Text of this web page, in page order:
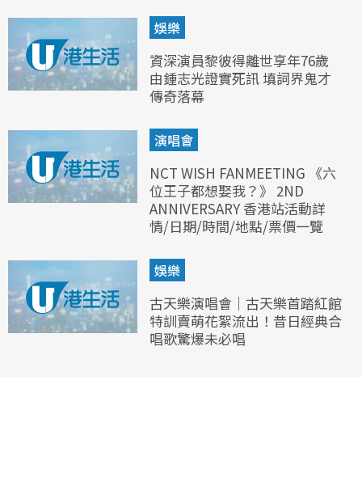
娛樂
資深演員黎彼得離世享年76歲
由鍾志光證實死訊 填詞界鬼才
傳奇落幕
演唱會
NCT WISH FANMEETING 《六
位王子都想娶我？》 2ND
ANNIVERSARY 香港站活動詳
情/日期/時間/地點/票價一覽
娛樂
古天樂演唱會｜古天樂首踏紅館
特訓賣萌花絮流出！昔日經典合
唱歌驚爆未必唱